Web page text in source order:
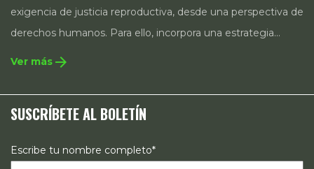
exigencia de justicia reproductiva, desde una perspectiva de
derechos humanos. Para ello, incorpora una estrategia
estrategias de comunicación e investigación sobre el
estado de los derechos reproductivos en México.
Ver más arrow_forward
SUSCRÍBETE AL BOLETÍN
Escribe tu nombre completo*